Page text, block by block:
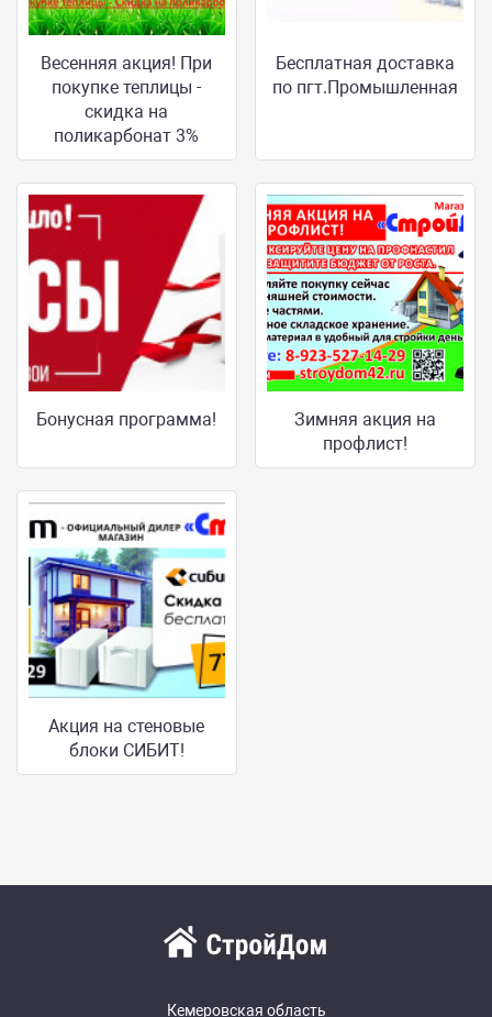
Весенняя акция! При
покупке теплицы -
скидка на
поликарбонат 3%
Бесплатная доставка
по пгт.Промышленная
Бонусная программа!
Зимняя акция на
профлист!
Акция на стеновые
блоки СИБИТ!
Кемеровская область